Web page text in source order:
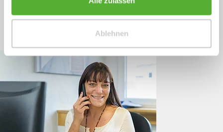
Ablehnen
+49 (0)4244 965 34 04
Mo - Do, 09:00 - 16:00 Uhr
und Fr, 09:00 - 13:00 Uhr